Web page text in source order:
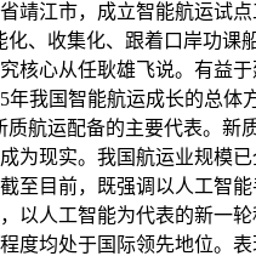
靖江市，成立智能航运试
化、收集化、跟着口岸功
核心从任耿雄飞说。有益
年我国智能航运成长的总体
质航运配备的主要代表。
为现实。我国航运业规模
至目前，既强调以人工智
以人工智能为代表的新一
度均处于国际领先地位。